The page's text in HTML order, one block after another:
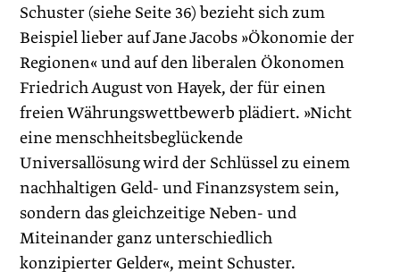
Schuster (siehe Seite 36) bezieht sich zum
Beispiel lieber auf Jane Jacobs »Ökonomie der
Regionen« und auf den liberalen Ökonomen
Friedrich August von Hayek, der für einen
freien Währungswettbewerb plädiert. »Nicht
eine menschheitsbeglückende
Universallösung wird der Schlüssel zu einem
nachhaltigen Geld- und Finanzsystem sein,
sondern das gleichzeitige Neben- und
Miteinander ganz unterschiedlich
konzipierter Gelder«, meint Schuster.